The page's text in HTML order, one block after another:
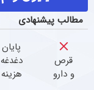
مطالب پیشنهادی
قرص‌
و دارو
پایان
دغدغه
هزینه